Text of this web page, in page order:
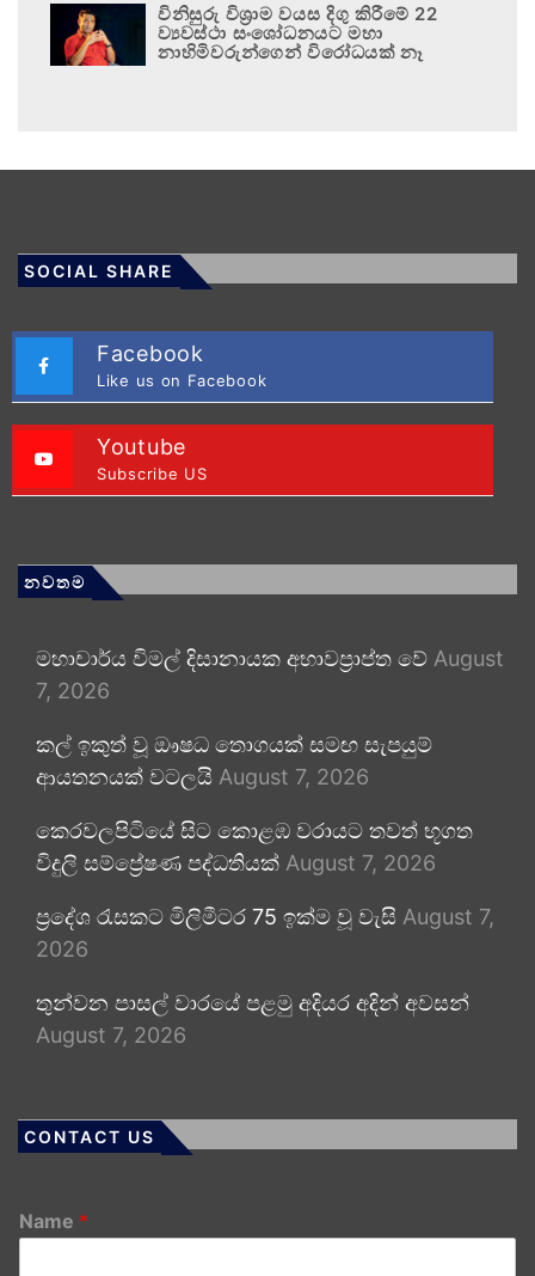
විනිසුරු විශ්‍රාම වයස දිගු කිරීමේ 22
ව්‍යවස්ථා සංශෝධනයට මහා
නාහිමිවරුන්ගෙන් විරෝධයක් නෑ
SOCIAL SHARE
Facebook
Like us on Facebook
Youtube
Subscribe US
නවතම
මහාචාර්ය විමල් දිසානායක අභාවප්‍රාප්ත වේ August
7, 2026
කල් ඉකුත් වූ ඖෂධ තොගයක් සමඟ සැපයුම්
ආයතනයක් වටලයි August 7, 2026
කෙරවලපිටියේ සිට කොළඹ වරායට තවත් භූගත
විදුලි සම්ප්‍රේෂණ පද්ධතියක් August 7, 2026
ප්‍රදේශ රැසකට මිලිමීටර 75 ඉක්ම වූ වැසි August 7,
2026
තුන්වන පාසල් වාරයේ පළමු අදියර අදින් අවසන්
August 7, 2026
CONTACT US
Name *